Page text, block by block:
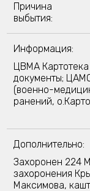
Причина
выбытия:
Информация:
ЦВМА
документы;
(военно-
ранений,
Дополнительно:
Захоронен 224
захоронения
Максимова,